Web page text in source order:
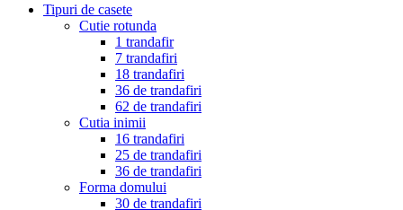
Tipuri de casete
Cutie rotunda
1 trandafir
7 trandafiri
18 trandafiri
36 de trandafiri
62 de trandafiri
Cutia inimii
16 trandafiri
25 de trandafiri
36 de trandafiri
Forma domului
30 de trandafiri